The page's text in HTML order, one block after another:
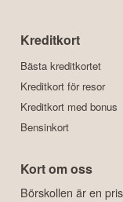
Kreditkort
Bästa kreditkortet
Kreditkort för resor
Kreditkort med bonus
Bensinkort
Kort om oss
Börskollen är en